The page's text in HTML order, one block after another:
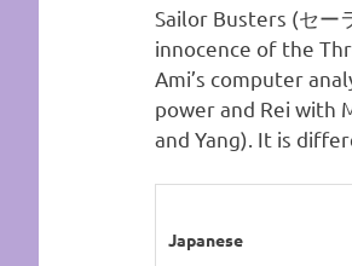
Sailor Busters (セー
innocence of the
Ami’s computer
power and Rei with
and Yang). It is
Japanese